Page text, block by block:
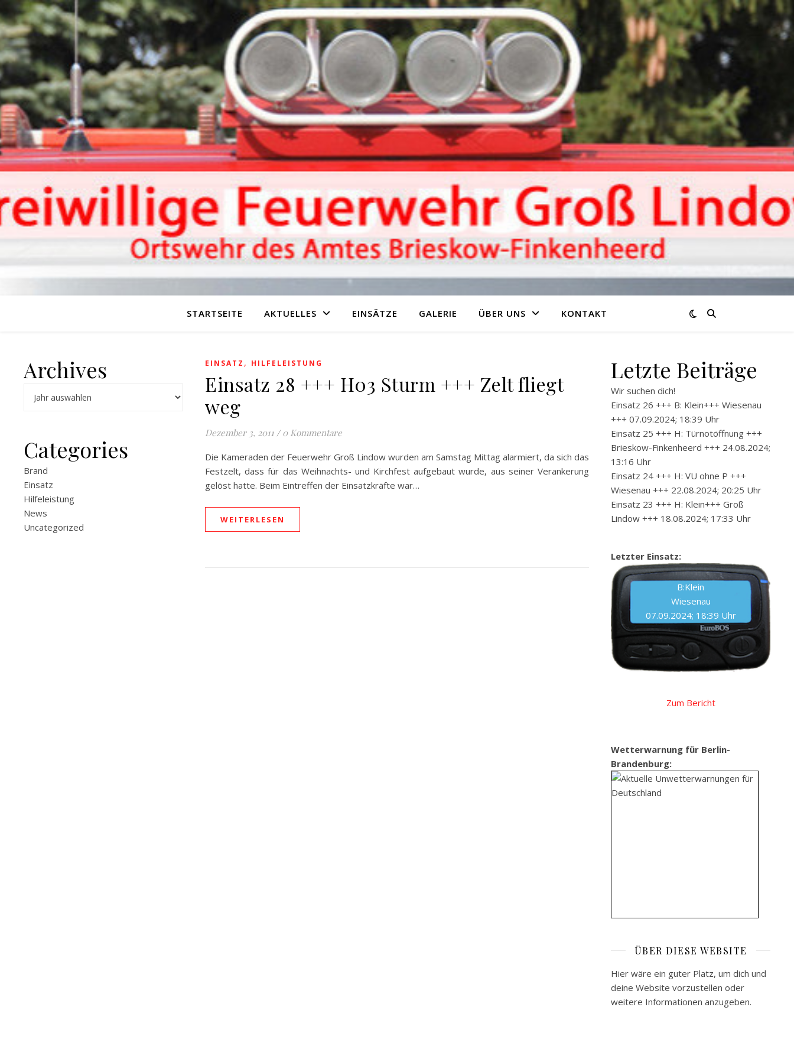
STARTSEITE AKTUELLES EINSÄTZE GALERIE ÜBER UNS KONTAKT
Archives
Categories
Brand
Einsatz
Hilfeleistung
News
Uncategorized
EINSATZ , HILFELEISTUNG
Einsatz 28 +++ H03 Sturm +++ Zelt fliegt
weg
Dezember 3, 2011 / 0 Kommentare
Die Kameraden der Feuerwehr Groß Lindow wurden am Samstag Mittag alarmiert, da sich das
Festzelt, dass für das Weihnachts- und Kirchfest aufgebaut wurde, aus seiner Verankerung
gelöst hatte. Beim Eintreffen der Einsatzkräfte war…
WEITERLESEN
Letzte Beiträge
Wir suchen dich!
Einsatz 26 +++ B: Klein+++ Wiesenau
+++ 07.09.2024; 18:39 Uhr
Einsatz 25 +++ H: Türnotöffnung +++
Brieskow-Finkenheerd +++ 24.08.2024;
13:16 Uhr
Einsatz 24 +++ H: VU ohne P +++
Wiesenau +++ 22.08.2024; 20:25 Uhr
Einsatz 23 +++ H: Klein+++ Groß
Lindow +++ 18.08.2024; 17:33 Uhr
Letzter Einsatz:
B:Klein
Wiesenau
07.09.2024; 18:39 Uhr
Zum Bericht
Wetterwarnung für Berlin-
Brandenburg:
ÜBER DIESE WEBSITE
Hier wäre ein guter Platz, um dich und
deine Website vorzustellen oder
weitere Informationen anzugeben.